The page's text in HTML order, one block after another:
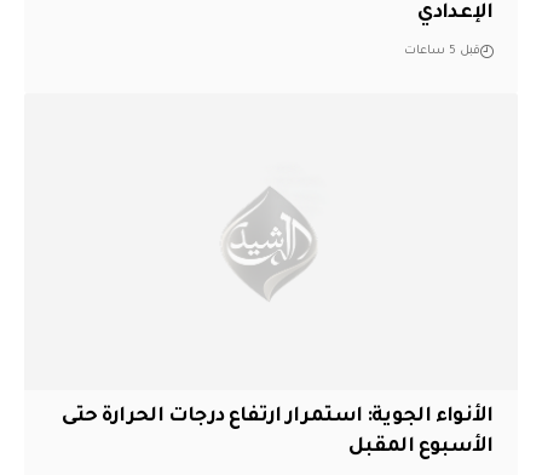
الإعدادي
قبل 5 ساعات
الأنواء الجوية: استمرار ارتفاع درجات الحرارة حتى
الأسبوع المقبل